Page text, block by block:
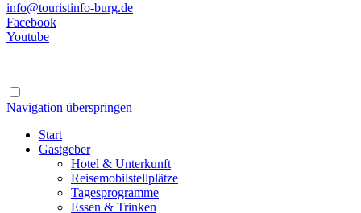
info@touristinfo-burg.de
Facebook
Youtube
Navigation überspringen
Start
Gastgeber
Hotel & Unterkunft
Reisemobilstellplätze
Tagesprogramme
Essen & Trinken